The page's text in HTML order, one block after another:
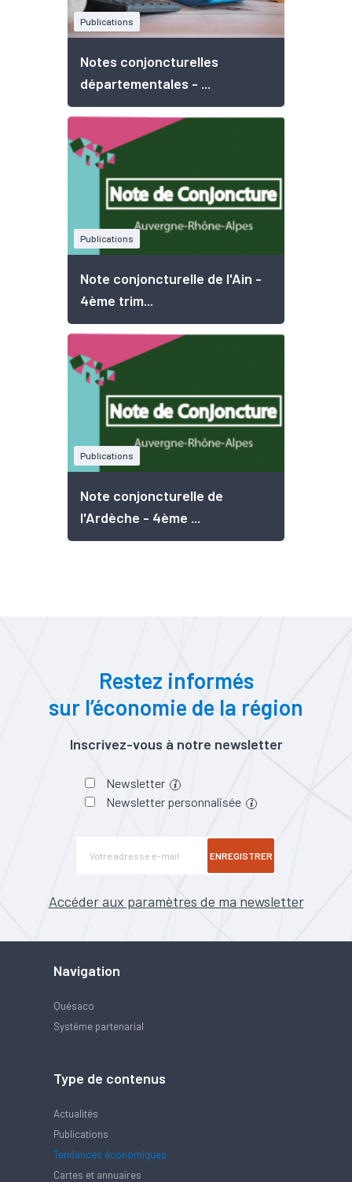
Publications
Notes conjoncturelles
départementales - ...
Publications
Note conjoncturelle de l'Ain -
4ème trim...
Publications
Note conjoncturelle de
l'Ardèche - 4ème ...
Restez informés
sur l’économie de la région
Inscrivez-vous à notre newsletter
Newsletter
Newsletter personnalisée
ENREGISTRER
Accéder aux paramètres de ma newsletter
Navigation
Quésaco
Système partenarial
Type de contenus
Actualités
Publications
Tendances économiques
Cartes et annuaires